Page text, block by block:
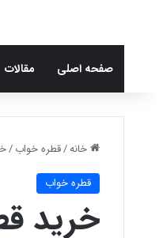
صفحه اصلی مقالات
خانه/قطره خواب/
قطره خواب
خرید